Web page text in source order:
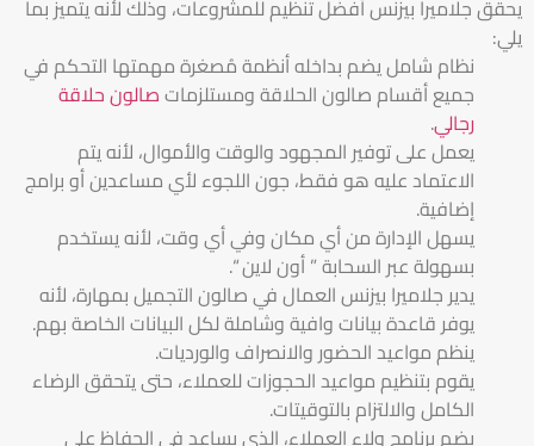
يحقق جلاميرا بيزنس أفضل تنظيم للمشروعات، وذلك لأنه يتميز بما
يلي:
نظام شامل يضم بداخله أنظمة مُصغرة مهمتها التحكم في
جميع أقسام صالون الحلاقة ومستلزماتصالون حلاقة
رجالي.
يعمل على توفير المجهود والوقت والأموال، لأنه يتم
الاعتماد عليه هو فقط، جون اللجوء لأي مساعدين أو برامج
إضافية.
يسهل الإدارة من أي مكان وفي أي وقت، لأنه يستخدم
بسهولة عبر السحابة ” أون لاين “.
يدير جلاميرا بيزنس العمال في صالون التجميل بمهارة، لأنه
يوفر قاعدة بيانات وافية وشاملة لكل البيانات الخاصة بهم.
ينظم مواعيد الحضور والانصراف والورديات.
يقوم بتنظيم مواعيد الحجوزات للعملاء، حتى يتحقق الرضاء
الكامل والالتزام بالتوقيتات.
يضم برنامج ولاء العملاء، الذي يساعد في الحفاظ على